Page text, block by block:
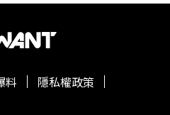
料
隱私權政策